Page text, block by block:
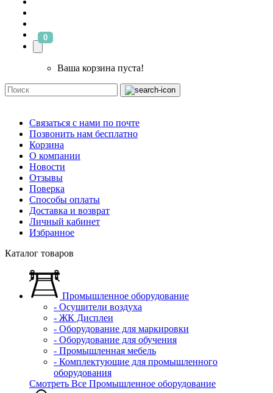
0
Ваша корзина пуста!
Связаться с нами по почте
Позвонить нам бесплатно
Корзина
О компании
Новости
Отзывы
Поверка
Способы оплаты
Доставка и возврат
Личный кабинет
Избранное
Каталог товаров
Промышленное оборудование
- Осушители воздуха
- ЖК Дисплеи
- Оборудование для маркировки
- Оборудование для обучения
- Промышленная мебель
- Комплектующие для промышленного
оборудования
Смотреть Все Промышленное оборудование